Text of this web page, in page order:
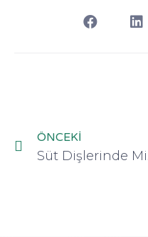
ÖNCEKI